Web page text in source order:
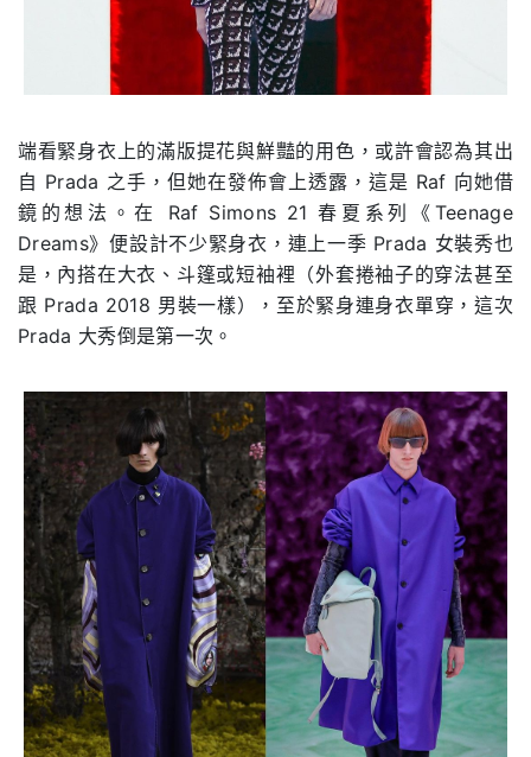
端看緊身衣上的滿版提花與鮮豔的用色，或許會認為其出
自 Prada 之手，但她在發佈會上透露，這是 Raf 向她借
鏡的想法。在 Raf Simons 21 春夏系列《Teenage
Dreams》便設計不少緊身衣，連上一季 Prada 女裝秀也
是，內搭在大衣、斗篷或短袖裡（外套捲袖子的穿法甚至
跟 Prada 2018 男裝一樣），至於緊身連身衣單穿，這次
Prada 大秀倒是第一次。